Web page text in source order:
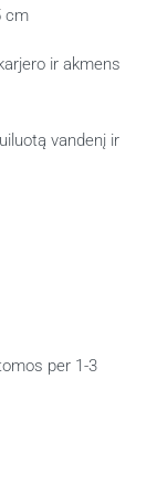
cm
ir akmens
vandenį ir
per 1-3